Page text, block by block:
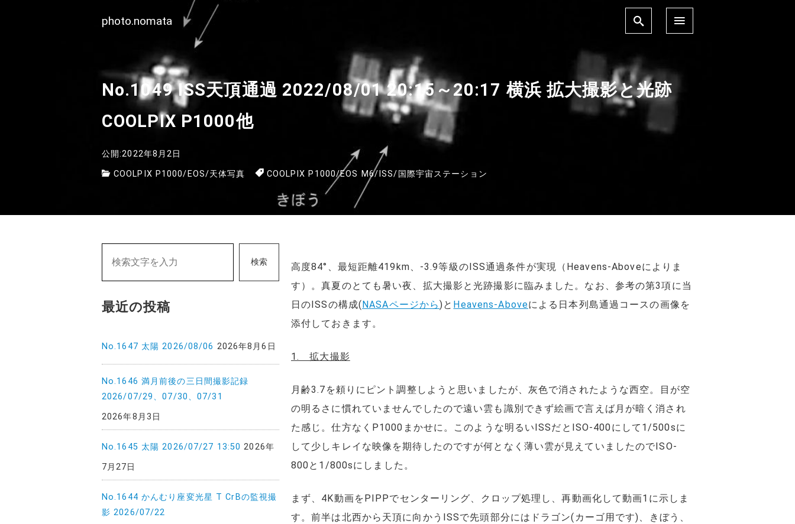
photo.nomata
No.1049 ISS天頂通過 2022/08/01 20:15～20:17 横浜 拡大撮影と光跡
COOLPIX P1000他
公開:2022年8月2日
COOLPIX P1000/ EOS/天体写真 COOLPIX P1000/EOS M6/ ISS/国際宇宙ステーション
高度84°、最短距離419km、-3.9等級のISS通過条件が実現（Heavens-Aboveによりま
す）。真夏のとても暑い夜、拡大撮影と光跡撮影に臨みました。なお、参考の第3項に当
日のISSの構成(NASAページから)と Heavens-Aboveによる日本列島通過コースの画像を
添付しておきます。
1. 拡大撮影
月齢3.7を頼りにピント調整しようと思いましたが、灰色で消されたような西空。目が空
の明るさに慣れていませんでしたので遠い雲も識別できず絵画で言えば月が暗く消され
た感じ。仕方なくP1000まかせに。このような明るいISSだとISO-400にして1/500sに
して少しキレイな映像を期待したのですが何となく薄い雲が見えていましたのでISO-
800と1/800sにしました。
まず、4K動画をPIPPでセンターリング、クロップ処理し、再動画化して動画1に示しま
す。前半は北西から天頂に向かうISSで先頭部分にはドラゴン(カーゴ用です)、きぼう、
検索
最近の投稿
No.1647 太陽 2026/08/06 2026年8月6日
No.1646 満月前後の三日間撮影記録
2026/07/29、07/30、07/31
2026年8月3日
No.1645 太陽 2026/07/27 13:50 2026年
7月27日
No.1644 かんむり座変光星 T CrBの監視撮
影 2026/07/22